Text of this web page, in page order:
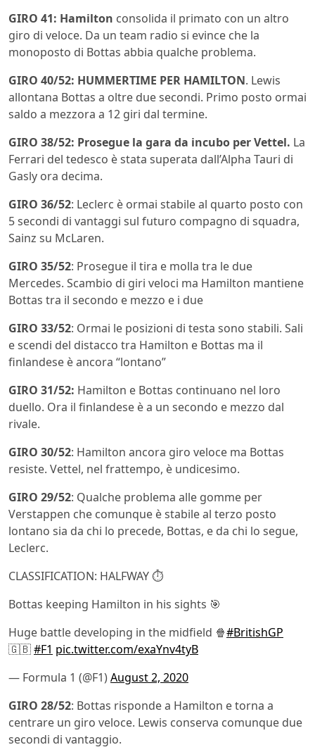
GIRO 41: Hamilton consolida il primato con un altro
giro di veloce. Da un team radio si evince che la
monoposto di Bottas abbia qualche problema.
GIRO 40/52: HUMMERTIME PER HAMILTON. Lewis
allontana Bottas a oltre due secondi. Primo posto ormai
saldo a mezzora a 12 giri dal termine.
GIRO 38/52: Prosegue la gara da incubo per Vettel. La
Ferrari del tedesco è stata superata dall’Alpha Tauri di
Gasly ora decima.
GIRO 36/52: Leclerc è ormai stabile al quarto posto con
5 secondi di vantaggi sul futuro compagno di squadra,
Sainz su McLaren.
GIRO 35/52: Prosegue il tira e molla tra le due
Mercedes. Scambio di giri veloci ma Hamilton mantiene
Bottas tra il secondo e mezzo e i due
GIRO 33/52: Ormai le posizioni di testa sono stabili. Sali
e scendi del distacco tra Hamilton e Bottas ma il
finlandese è ancora “lontano”
GIRO 31/52: Hamilton e Bottas continuano nel loro
duello. Ora il finlandese è a un secondo e mezzo dal
rivale.
GIRO 30/52: Hamilton ancora giro veloce ma Bottas
resiste. Vettel, nel frattempo, è undicesimo.
GIRO 29/52: Qualche problema alle gomme per
Verstappen che comunque è stabile al terzo posto
lontano sia da chi lo precede, Bottas, e da chi lo segue,
Leclerc.
CLASSIFICATION: HALFWAY ⏱️
Bottas keeping Hamilton in his sights 🎯
Huge battle developing in the midfield 🍿#BritishGP
🇬🇧#F1 pic.twitter.com/exaYnv4tyB
— Formula 1 (@F1)August 2, 2020
GIRO 28/52: Bottas risponde a Hamilton e torna a
centrare un giro veloce. Lewis conserva comunque due
secondi di vantaggio.